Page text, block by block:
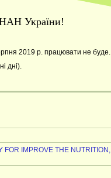
НАН України!
2019 р. працювати не буде.
дні).
FOR IMPROVE THE NUTRITION,